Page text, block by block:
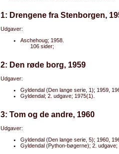
1: Drengene fra Stenborgen,
Udgaver:
Aschehoug; 1958.
106 sider;
2: Den røde borg, 1959
Udgaver:
Gyldendal (Den lange serie, 1); 1959,
Gyldendal; 2. udgave; 1975(1).
3: Tom og de andre, 1960
Udgaver:
Gyldendal (Den lange serie, 5); 1960,
Gyldendal (Python-bøgerne); 2. udgave;